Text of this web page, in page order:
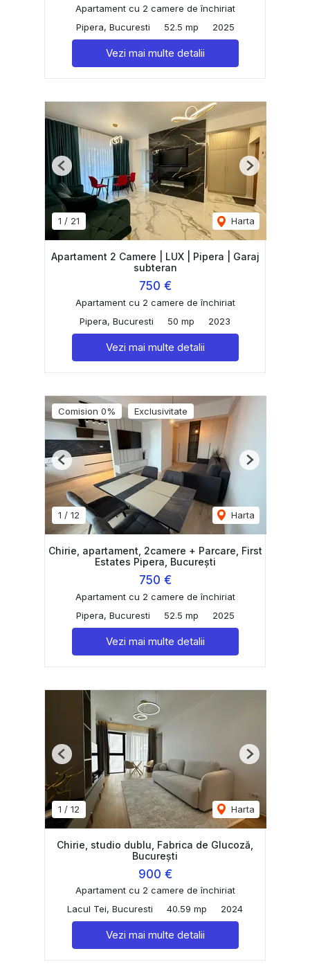
Apartament cu 2 camere de închiriat
Pipera, Bucuresti
52.5 mp 2025
Vezi mai multe detalii
1 / 21 Harta
Previous Next
Apartament 2 Camere | LUX | Pipera | Garaj
subteran
750 €
Apartament cu 2 camere de închiriat
Pipera, Bucuresti
50 mp 2023
Vezi mai multe detalii
Comision 0% Exclusivitate
1 / 12 Harta
Previous Next
Chirie, apartament, 2camere + Parcare, First
Estates Pipera, București
750 €
Apartament cu 2 camere de închiriat
Pipera, Bucuresti
52.5 mp 2025
Vezi mai multe detalii
1 / 12 Harta
Previous Next
Chirie, studio dublu, Fabrica de Glucoză,
București
900 €
Apartament cu 2 camere de închiriat
Lacul Tei, Bucuresti
40.59 mp 2024
Vezi mai multe detalii